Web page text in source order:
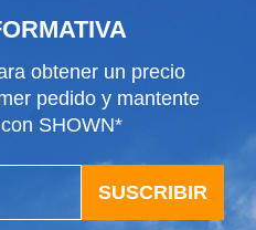
obtener un precio
pedido y mantente
SHOWN*
SUSCRIBIR